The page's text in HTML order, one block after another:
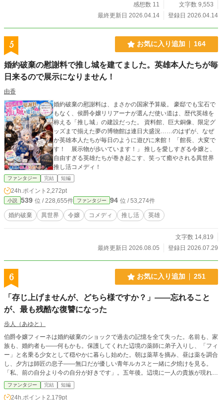
感想数 11
文字数 9,553
最終更新日 2026.04.14
登録日 2026.04.14
5 お気に入り追加 164
婚約破棄の慰謝料で推し城を建てました。英雄本人たちが毎
日来るので展示になりません！
由香
婚約破棄の慰謝料は、まさかの国家予算級。 豪邸でも宝石で
もなく、侯爵令嬢リリアーナが選んだ使い道は、歴代英雄を
称える「推し城」の建設だった。 資料館、巨大銅像、限定グ
ッズまで揃えた夢の博物館は連日大盛況……のはずが、なぜ
か英雄本人たちが毎日のように遊びに来館！ 「館長、大変で
す！ 展示物が歩いています！」 推しを愛しすぎる令嬢と、
自由すぎる英雄たちが巻き起こす、笑って癒やされる異世界
推し活コメディ！
ファンタジー 完結 短編
24h.ポイント 2,272pt
小説 539 位 / 228,655件 ファンタジー 94 位 / 53,274件
婚約破棄 異世界 令嬢 コメディ 推し活 英雄
文字数 14,819
最終更新日 2026.08.05
登録日 2026.07.29
6 お気に入り追加 251
「存じ上げませんが、どちら様ですか？」——忘れること
が、最も残酷な復讐になった
歩人（あゆと）
伯爵令嬢フィーネは婚約破棄のショックで過去の記憶を全て失った。名前も、家
族も、婚約者も——何もかも。保護してくれた辺境の薬師に弟子入りし、「フィ
ー」と名乗る少女として穏やかに暮らし始めた。朝は薬草を摘み、昼は薬を調合
し、夕方は師匠の息子——無口だが優しい青年ルカスと一緒に夕焼けを見る。
「私、前の自分より今の自分が好きです」。五年後。辺境に一人の貴族が現れ
た。やつれた顔で「フィーネ、迎えに来た」と。彼女は首を傾げた。「存じ上げ
ませんが、どちら様ですか？」——嘘ではなく、本当に覚えていない。忘れるこ
ファンタジー 完結 短編
24h.ポイント 2,179pt